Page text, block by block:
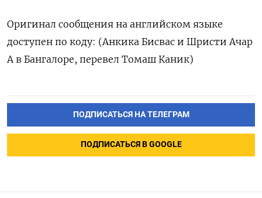
Оригинал сообщения на английском языке
доступен по коду: (Анкика Бисвас и Шристи Ачар
А в Бангалоре, перевел Томаш Каник)
ПОДПИСАТЬСЯ НА ТЕЛЕГРАМ
ПОДПИСАТЬСЯ В GOOGLE